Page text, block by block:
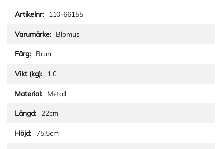
110-66155
Blomus
Brun
1.0
Metall
22cm
75.5cm